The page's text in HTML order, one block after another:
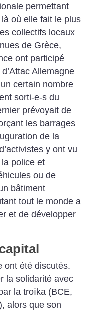
permettant
où elle fait le plus
collectifs locaux
de Grèce,
ont participé
Allemagne
certain nombre
sorti-e-s du
prévoyait de
les barrages
de la
y ont vu
la police et
ou de
bâtiment
tout le monde a
et de développer
ont été discutés.
la solidarité avec
la troïka (BCE,
alors que son